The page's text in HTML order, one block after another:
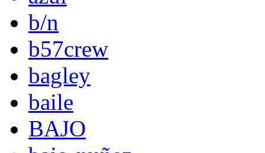
b/n
b57crew
bagley
baile
BAJO